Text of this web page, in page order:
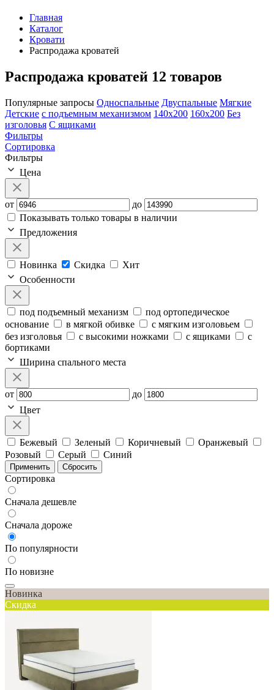
Главная
Каталог
Кровати
Распродажа кроватей
Распродажа кроватей 12 товаров
Популярные запросы Односпальные Двуспальные Мягкие
Детские с подъемным механизмом 140х200 160х200 Без
изголовья С ящиками
Фильтры
Сортировка
Фильтры
Цена
от
до
Показывать только товары в наличии
Предложения
Новинка Скидка
Хит
Особенности
под подъемный механизм
под ортопедическое
основание
в мягкой обивке
с мягким изголовьем
без изголовья
с высокими ножками с ящиками
с
бортиками
Ширина спального места
от
до
Цвет
Бежевый Зеленый Коричневый
Оранжевый
Розовый
Серый Синий
Применить Сбросить
Сортировка
Сначала дешевле
Сначала дороже
По популярности
По новизне
Новинка
Скидка